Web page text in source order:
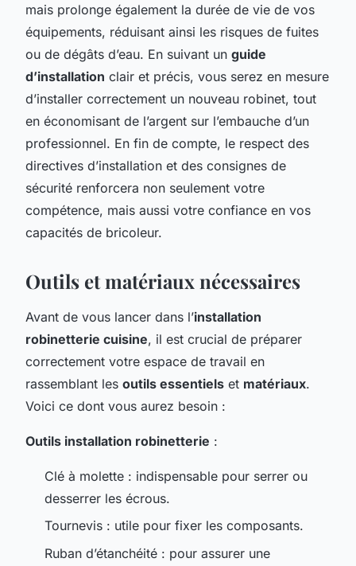
mais prolonge également la durée de vie de vos
équipements, réduisant ainsi les risques de fuites
ou de dégâts d’eau. En suivant un guide
d’installation clair et précis, vous serez en mesure
d’installer correctement un nouveau robinet, tout
en économisant de l’argent sur l’embauche d’un
professionnel. En fin de compte, le respect des
directives d’installation et des consignes de
sécurité renforcera non seulement votre
compétence, mais aussi votre confiance en vos
capacités de bricoleur.
Outils et matériaux nécessaires
Avant de vous lancer dans l’installation
robinetterie cuisine, il est crucial de préparer
correctement votre espace de travail en
rassemblant les outils essentiels et matériaux.
Voici ce dont vous aurez besoin :
Outils installation robinetterie :
Clé à molette : indispensable pour serrer ou
desserrer les écrous.
Tournevis : utile pour fixer les composants.
Ruban d’étanchéité : pour assurer une